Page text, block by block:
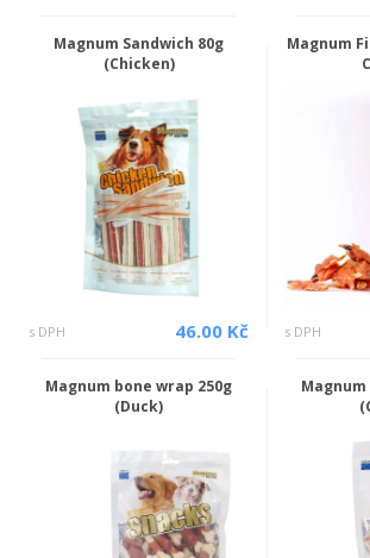
Magnum Sandwich 80g
(Chicken)
s DPH 46.00 Kč
Magnum
s DPH
Magnum bone wrap 250g
(Duck)